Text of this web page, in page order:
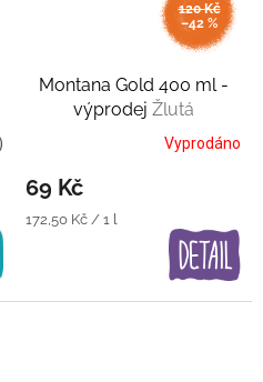
120 Kč
–42 %
Montana Gold 400 ml -
výprodej Žlutá
Vyprodáno
69 Kč
Měrná
172,50 Kč / 1 l